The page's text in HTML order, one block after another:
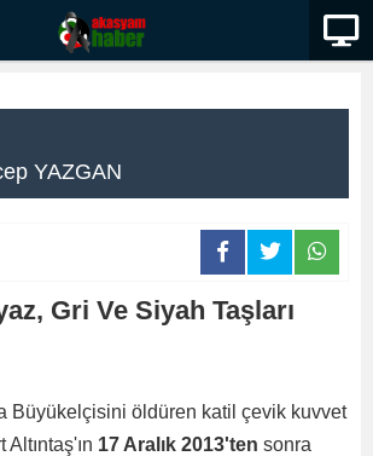
YAZGAN
Gri Ve Siyah Taşları
Büyükelçisini öldüren katil çevik kuvvet
17 Aralık 2013'ten sonra